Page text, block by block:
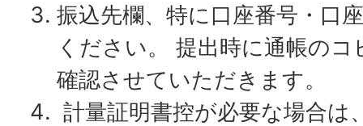
振込先欄、特に口座番号・口
ください。 提出時に通帳の
確認させていただきます。
計量証明書控が必要な場合は